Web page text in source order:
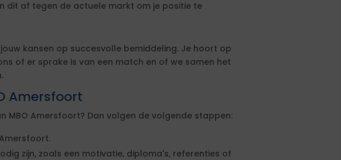
dit af tegen de actuele markt om je positie te
kansen op succesvolle bemiddeling. Je hoort op
of er sprake is van een match en of we samen het
Amersfoort
MBO Amersfoort? Dan volgen de volgende stappen:
zijn, zoals een motivatie, diploma's, referenties of